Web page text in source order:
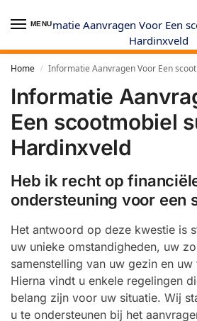
MENU
Home / Informatie Aanvragen Voor Een
Informatie
Een scootmobiel
Hardinxveld
Heb ik recht op
ondersteuning voor een
Het antwoord op deze kwestie is
uw unieke omstandigheden, uw
samenstelling van uw gezin en
Hierna vindt u enkele regelingen
belang zijn voor uw situatie. Wij
u te ondersteunen bij het